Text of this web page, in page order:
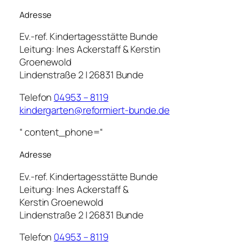
Adresse
Ev.-ref. Kindertagesstätte Bunde
Leitung: Ines Ackerstaff & Kerstin
Groenewold
Lindenstraße 2 | 26831 Bunde
Telefon 04953 – 8119
kindergarten@reformiert-bunde.de
“ content_phone=“
Adresse
Ev.-ref. Kindertagesstätte Bunde
Leitung: Ines Ackerstaff &
Kerstin Groenewold
Lindenstraße 2 | 26831 Bunde
Telefon 04953 – 8119